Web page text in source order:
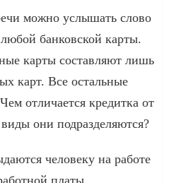
можно услышать слово
банковской карты.
карты составляют лишь
карт. Все остальные
отличается кредитка от
они подразделяются?
человеку на работе
платы.